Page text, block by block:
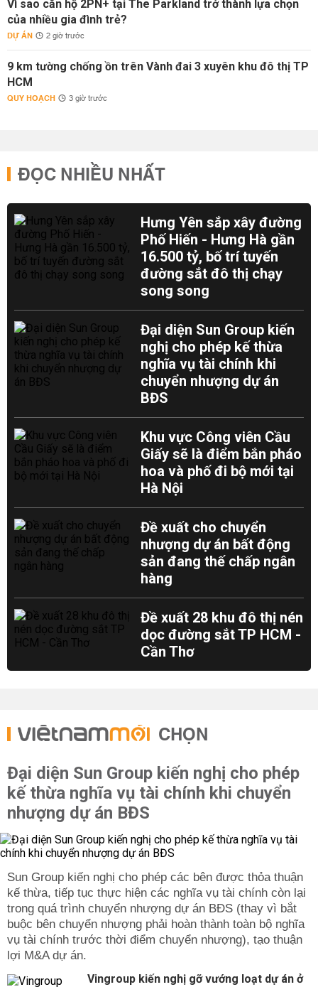
Vì sao căn hộ 2PN+ tại The Parkland trở thành lựa chọn
của nhiều gia đình trẻ?
DỰ ÁN 2 giờ trước
9 km tường chống ồn trên Vành đai 3 xuyên khu đô thị TP
HCM
QUY HOẠCH 3 giờ trước
ĐỌC NHIỀU NHẤT
Hưng Yên sắp xây đường
Phố Hiến - Hưng Hà gần
16.500 tỷ, bố trí tuyến
đường sắt đô thị chạy
song song
Đại diện Sun Group kiến
nghị cho phép kế thừa
nghĩa vụ tài chính khi
chuyển nhượng dự án
BĐS
Khu vực Công viên Cầu
Giấy sẽ là điểm bắn pháo
hoa và phố đi bộ mới tại
Hà Nội
Đề xuất cho chuyển
nhượng dự án bất động
sản đang thế chấp ngân
hàng
Đề xuất 28 khu đô thị nén
dọc đường sắt TP HCM -
Cần Thơ
CHỌN
Đại diện Sun Group kiến nghị cho phép
kế thừa nghĩa vụ tài chính khi chuyển
nhượng dự án BĐS
Sun Group kiến nghị cho phép các bên được thỏa thuận
kế thừa, tiếp tục thực hiện các nghĩa vụ tài chính còn lại
trong quá trình chuyển nhượng dự án BĐS (thay vì bắt
buộc bên chuyển nhượng phải hoàn thành toàn bộ nghĩa
vụ tài chính trước thời điểm chuyển nhượng), tạo thuận
lợi M&A dự án.
Vingroup kiến nghị gỡ vướng loạt dự án ở